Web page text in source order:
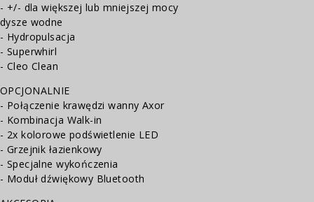
- +/- dla większej lub mniejszej mocy
dysze wodne
- Hydropulsacja
- Superwhirl
- Cleo Clean
OPCJONALNIE
- Połączenie krawędzi wanny Axor
- Kombinacja Walk-in
- 2x kolorowe podświetlenie LED
- Grzejnik łazienkowy
- Specjalne wykończenia
- Moduł dźwiękowy Bluetooth